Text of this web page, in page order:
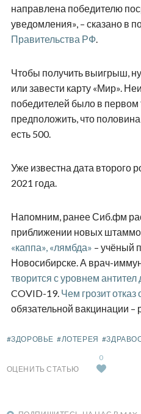
направлена победителю
уведомления», – сказано в
Правительства РФ.
Чтобы получить выигрыш,
или завести карту «Мир».
победителей было в
предположить, что
есть 500.
Уже известна дата второго
2021 года.
Напомним, ранее Сиб.фм
приближении новых
«каппа», «лямбда» – учёный
Новосибирске. А врач-
творится с уровнем антител
COVID-19. Чем грозит
обязательной вакцинации –
#ЗДОРОВЬЕ #ЛОТЕРЕЯ
ОЦЕНИТЬ СТАТЬЮ
0